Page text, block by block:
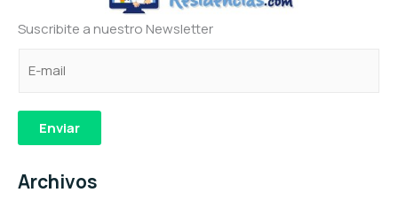
Suscribite a nuestro Newsletter
t
ó
t
ó
e
e
Enviar
Archivos